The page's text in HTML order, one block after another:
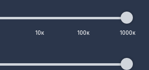
10к 100к 1000к